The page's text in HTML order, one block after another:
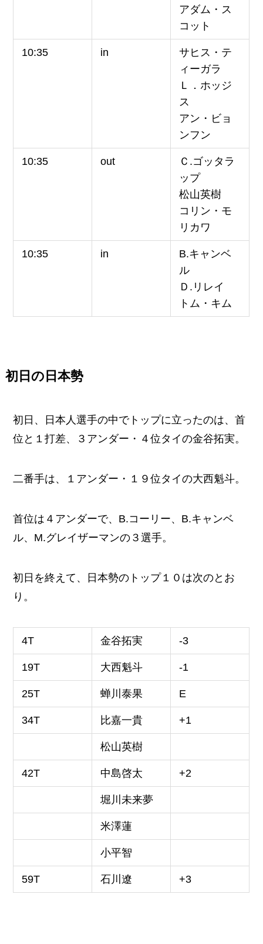
アダム・ス
コット
10:35 in
サヒス・テ
ィーガラ
Ｌ．ホッジ
ス
アン・ビョ
ンフン
10:35 out
Ｃ.ゴッタラ
ップ
松山英樹
コリン・モ
リカワ
10:35 in
B.キャンベ
ル
Ｄ.リレイ
トム・キム
初日の日本勢
初日、日本人選手の中でトップに立ったのは、首
位と１打差、３アンダー・４位タイの金谷拓実。
二番手は、１アンダー・１９位タイの大西魁斗。
首位は４アンダーで、B.コーリー、B.キャンベ
ル、M.グレイザーマンの３選手。
初日を終えて、日本勢のトップ１０は次のとお
り。
4T 金谷拓実 -3
19T 大西魁斗 -1
25T 蝉川泰果 E
34T 比嘉一貴 +1
松山英樹
42T 中島啓太 +2
堀川未来夢
米澤蓮
小平智
59T 石川遼 +3